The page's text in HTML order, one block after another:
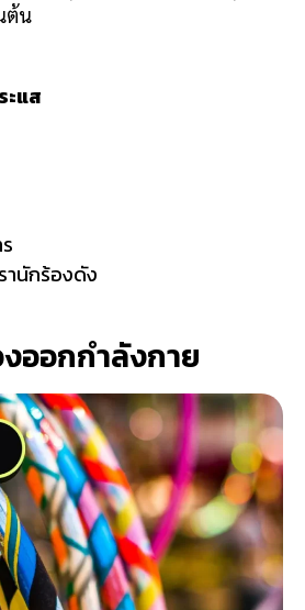
ต้น
ะแส
นักร้องดัง
งออกกำลังกาย